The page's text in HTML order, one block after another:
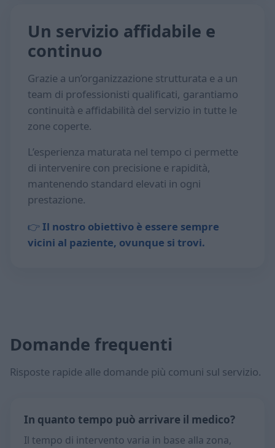
Un servizio affidabile e
continuo
Grazie a un’organizzazione strutturata e a un
team di professionisti qualificati, garantiamo
continuità e affidabilità del servizio in tutte le
zone coperte.
L’esperienza maturata nel tempo ci permette
di intervenire con precisione e rapidità,
mantenendo standard elevati in ogni
prestazione.
👉Il nostro obiettivo è essere sempre
vicini al paziente, ovunque si trovi.
Domande frequenti
Risposte rapide alle domande più comuni sul servizio.
In quanto tempo può arrivare il medico?
Il tempo di intervento varia in base alla zona,